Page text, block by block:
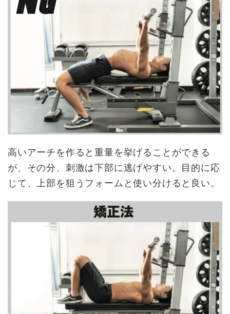
高いアーチを作ると重量を挙げることができる
が、その分、刺激は下部に逃げやすい。目的に応
じて、上部を狙うフォームと使い分けると良い。